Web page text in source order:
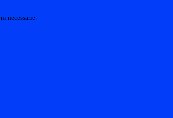
necessarie.